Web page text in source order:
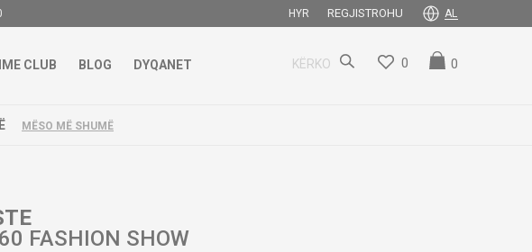
HYR REGJISTROHU AL
CLUB BLOG DYQANET KËRKO 0
0
MËSO MË SHUMË
FASHION SHOW